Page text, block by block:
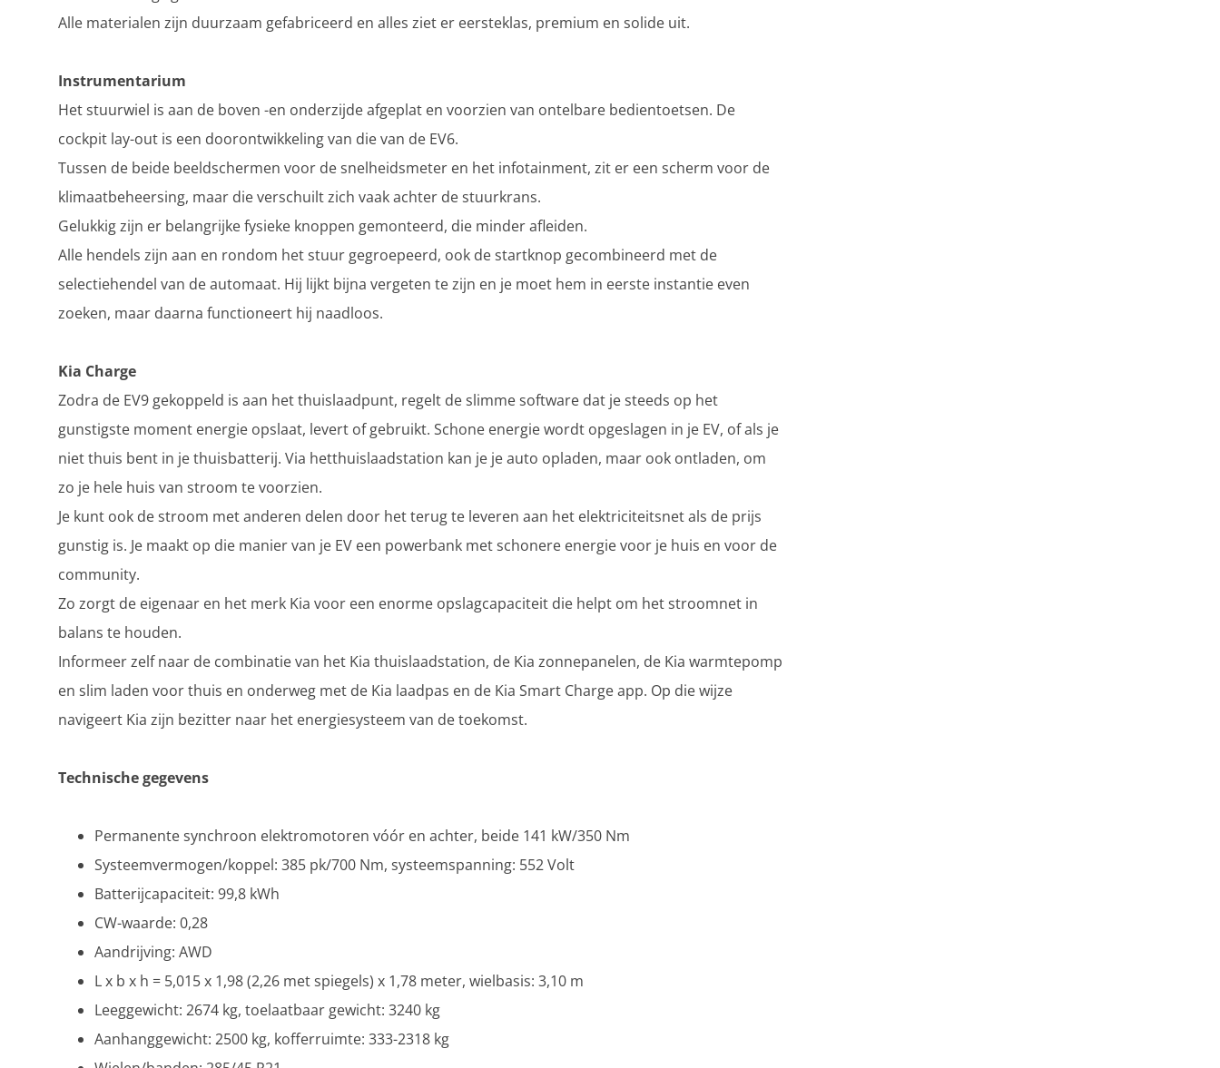
Alle materialen zijn duurzaam gefabriceerd en alles ziet er eersteklas, premium en solide uit.
Instrumentarium
Het stuurwiel is aan de boven -en onderzijde afgeplat en voorzien van ontelbare bedientoetsen. De
cockpit lay-out is een doorontwikkeling van die van de EV6.
Tussen de beide beeldschermen voor de snelheidsmeter en het infotainment, zit er een scherm voor de
klimaatbeheersing, maar die verschuilt zich vaak achter de stuurkrans.
Gelukkig zijn er belangrijke fysieke knoppen gemonteerd, die minder afleiden.
Alle hendels zijn aan en rondom het stuur gegroepeerd, ook de startknop gecombineerd met de
selectiehendel van de automaat. Hij lijkt bijna vergeten te zijn en je moet hem in eerste instantie even
zoeken, maar daarna functioneert hij naadloos.
Kia Charge
Zodra de EV9 gekoppeld is aan het thuislaadpunt, regelt de slimme software dat je steeds op het
gunstigste moment energie opslaat, levert of gebruikt. Schone energie wordt opgeslagen in je EV, of als je
niet thuis bent in je thuisbatterij. Via hetthuislaadstation kan je je auto opladen, maar ook ontladen, om
zo je hele huis van stroom te voorzien.
Je kunt ook de stroom met anderen delen door het terug te leveren aan het elektriciteitsnet als de prijs
gunstig is. Je maakt op die manier van je EV een powerbank met schonere energie voor je huis en voor de
community.
Zo zorgt de eigenaar en het merk Kia voor een enorme opslagcapaciteit die helpt om het stroomnet in
balans te houden.
Informeer zelf naar de combinatie van het Kia thuislaadstation, de Kia zonnepanelen, de Kia warmtepomp
en slim laden voor thuis en onderweg met de Kia laadpas en de Kia Smart Charge app. Op die wijze
navigeert Kia zijn bezitter naar het energiesysteem van de toekomst.
Technische gegevens
Permanente synchroon elektromotoren vóór en achter, beide 141 kW/350 Nm
Systeemvermogen/koppel: 385 pk/700 Nm, systeemspanning: 552 Volt
Batterijcapaciteit: 99,8 kWh
CW-waarde: 0,28
Aandrijving: AWD
L x b x h = 5,015 x 1,98 (2,26 met spiegels) x 1,78 meter, wielbasis: 3,10 m
Leeggewicht: 2674 kg, toelaatbaar gewicht: 3240 kg
Aanhanggewicht: 2500 kg, kofferruimte: 333-2318 kg